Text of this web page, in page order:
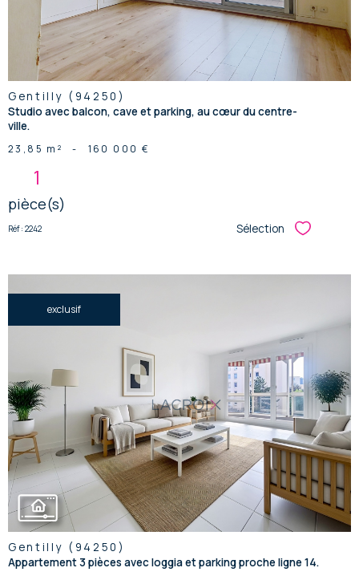
Gentilly (94250)
Studio avec balcon, cave et parking, au cœur du centre-
ville.
23,85 m² - 160 000 €
1
pièce(s)
Réf : 2242 Sélection Sélectionner
exclusif
bien
Gentilly (94250)
Appartement 3 pièces avec loggia et parking proche ligne 14.